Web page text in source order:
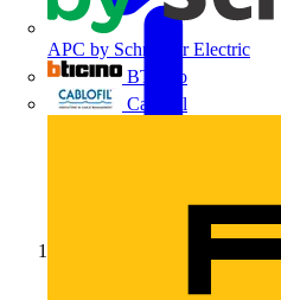
APC by Schneider Electric
BTicino
Cablofil